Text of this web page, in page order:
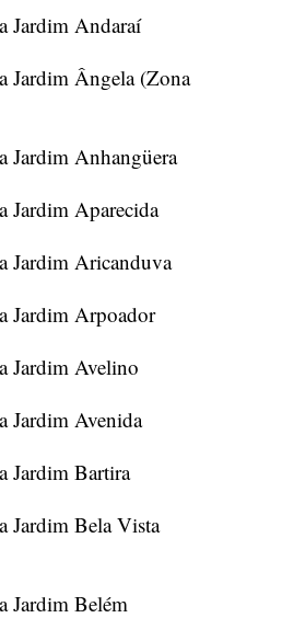
Jardim Andaraí
Jardim Ângela (Zona
Jardim Anhangüera
Jardim Aparecida
Jardim Aricanduva
Jardim Arpoador
Jardim Avelino
Jardim Avenida
Jardim Bartira
Jardim Bela Vista
Jardim Belém